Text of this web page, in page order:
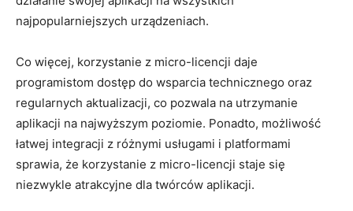
najpopularniejszych urządzeniach.
Co więcej, korzystanie z micro-licencji daje
programistom dostęp do wsparcia technicznego oraz
regularnych aktualizacji, co pozwala na⁢ utrzymanie
aplikacji na ​najwyższym poziomie. ‌Ponadto, możliwość
łatwej integracji‍ z różnymi usługami i platformami‌
sprawia, że korzystanie z​ micro-licencji staje się
niezwykle atrakcyjne dla twórców aplikacji.